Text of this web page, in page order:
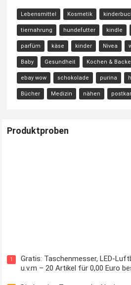
Lebensmittel Kosmetik
tiernahrung hundefutter kindle
parfüm käse kinder Nivea
Baby Gesundheit Kochen &
ebay wow schokolade purina
Bücher Medizin nähen
Produktproben
1
Gratis: Taschenmesser, LED-
u.v.m – 20 Artikel für 0,00 Euro